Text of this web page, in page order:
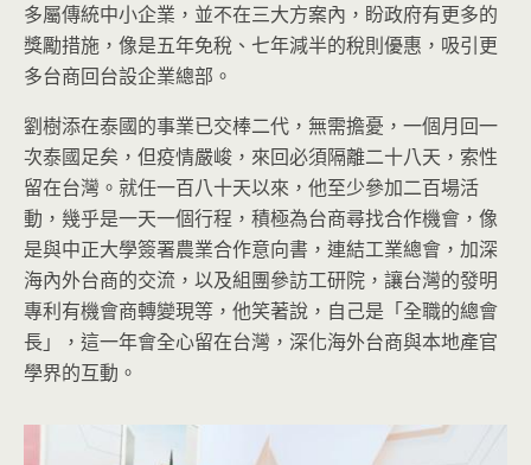
多屬傳統中小企業，並不在三大方案內，盼政府有更多的
獎勵措施，像是五年免稅、七年減半的稅則優惠，吸引更
多台商回台設企業總部。
劉樹添在泰國的事業已交棒二代，無需擔憂，一個月回一
次泰國足矣，但疫情嚴峻，來回必須隔離二十八天，索性
留在台灣。就任一百八十天以來，他至少參加二百場活
動，幾乎是一天一個行程，積極為台商尋找合作機會，像
是與中正大學簽署農業合作意向書，連結工業總會，加深
海內外台商的交流，以及組團參訪工研院，讓台灣的發明
專利有機會商轉變現等，他笑著說，自己是「全職的總會
長」，這一年會全心留在台灣，深化海外台商與本地產官
學界的互動。